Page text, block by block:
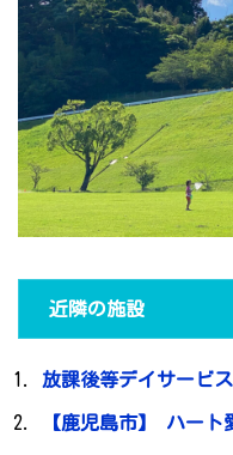
近隣の施設
放課後等デイサービ
【鹿児島市】 ハート